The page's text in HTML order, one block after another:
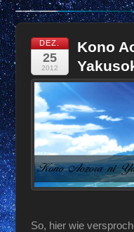
DEZ.
25
2012
Kono
So, hier wie